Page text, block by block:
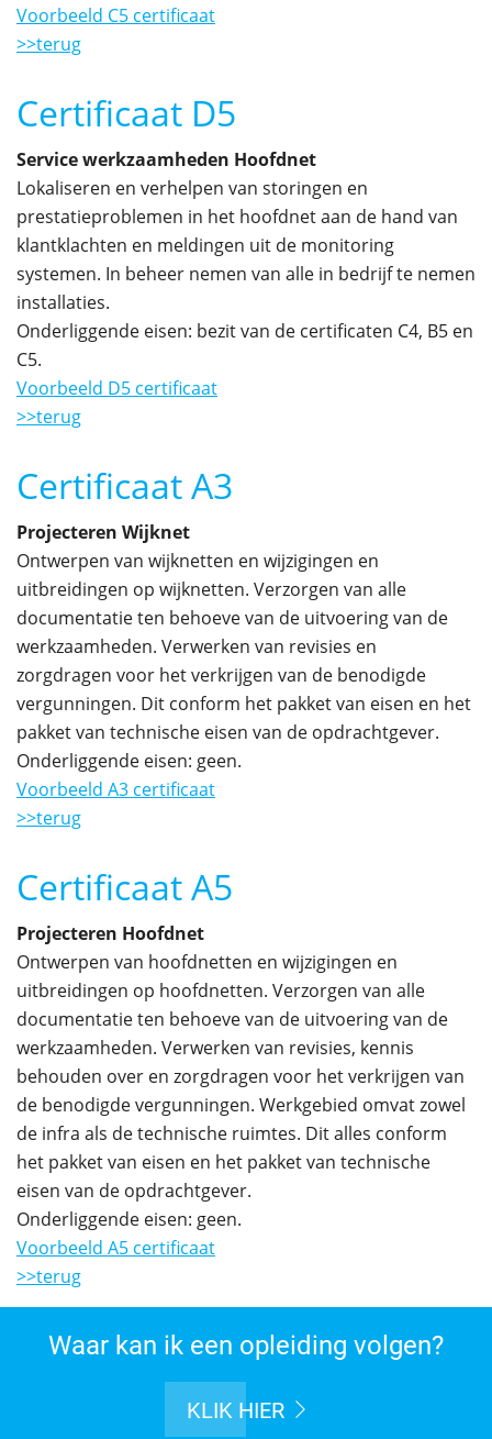
Voorbeeld C5 certificaat
>>terug
Certificaat D5
Service werkzaamheden Hoofdnet
Lokaliseren en verhelpen van storingen en
prestatieproblemen in het hoofdnet aan de hand van
klantklachten en meldingen uit de monitoring
systemen. In beheer nemen van alle in bedrijf te nemen
installaties.
Onderliggende eisen: bezit van de certificaten C4, B5 en
C5.
Voorbeeld D5 certificaat
>>terug
Certificaat A3
Projecteren Wijknet
Ontwerpen van wijknetten en wijzigingen en
uitbreidingen op wijknetten. Verzorgen van alle
documentatie ten behoeve van de uitvoering van de
werkzaamheden. Verwerken van revisies en
zorgdragen voor het verkrijgen van de benodigde
vergunningen. Dit conform het pakket van eisen en het
pakket van technische eisen van de opdrachtgever.
Onderliggende eisen: geen.
Voorbeeld A3 certificaat
>>terug
Certificaat A5
Projecteren Hoofdnet
Ontwerpen van hoofdnetten en wijzigingen en
uitbreidingen op hoofdnetten. Verzorgen van alle
documentatie ten behoeve van de uitvoering van de
werkzaamheden. Verwerken van revisies, kennis
behouden over en zorgdragen voor het verkrijgen van
de benodigde vergunningen. Werkgebied omvat zowel
de infra als de technische ruimtes. Dit alles conform
het pakket van eisen en het pakket van technische
eisen van de opdrachtgever.
Onderliggende eisen: geen.
Voorbeeld A5 certificaat
>>terug
Waar kan ik een opleiding volgen?
KLIK HIER